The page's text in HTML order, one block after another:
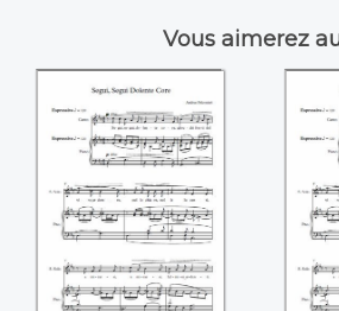
Vous aimerez
Segui, segui,
Dolente core
((Andrea
Falconieri))